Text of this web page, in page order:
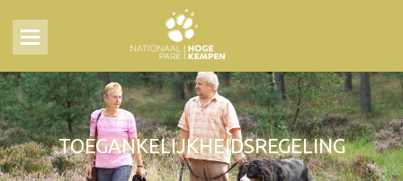
TOEGANKELIJKHEIDSREGELING